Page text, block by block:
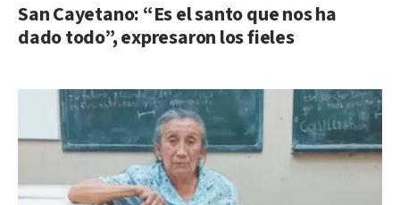
San Cayetano: “Es el santo que nos ha
dado todo”, expresaron los fieles